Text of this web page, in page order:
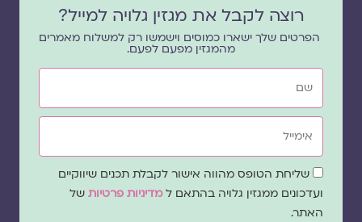
רוצה לקבל את מגזין גלויה למייל?
הפרטים שלך ישארו כמוסים וישמשו רק למשלוח מאמרים
מהמגזין מפעם לפעם.
שם
אימייל
שדה
הסכמה
שליחת הטופס מהווה אישור לקבלת תכנים שיווקיים
ועדכונים ממגזין גלויה בהתאם למדיניות פרטיות של
האתר.